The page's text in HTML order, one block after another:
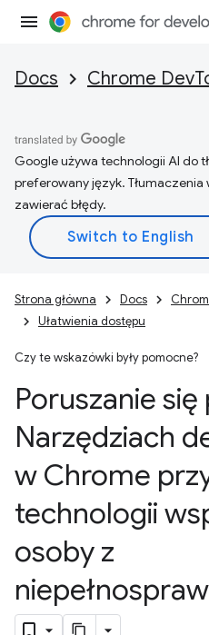
Docs Chrome
Google używa technologii AI do
preferowany język.
zawierać błędy.
Strona główna Docs
Ułatwienia dostępu
Czy te wskazówki były pomocne?
Poruszanie się
Narzędziach
w Chrome
technologii
osoby z